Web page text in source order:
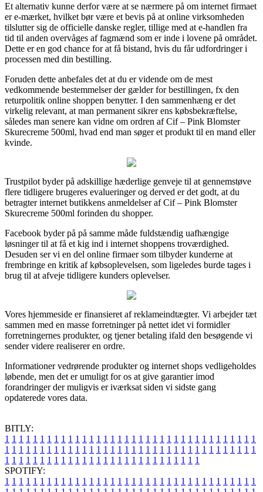
Et alternativ kunne derfor være at se nærmere på om internet firmaet
er e-mærket, hvilket bør være et bevis på at online virksomheden
tilslutter sig de officielle danske regler, tillige med at e-handlen fra
tid til anden overvåges af fagmænd som er inde i lovene på området.
Dette er en god chance for at få bistand, hvis du får udfordringer i
processen med din bestilling.
Foruden dette anbefales det at du er vidende om de mest
vedkommende bestemmelser der gælder for bestillingen, fx den
returpolitik online shoppen benytter. I den sammenhæng er det
virkelig relevant, at man permanent sikrer ens købsbekræftelse,
således man senere kan vidne om ordren af Cif – Pink Blomster
Skurecreme 500ml, hvad end man søger et produkt til en mand eller
kvinde.
Trustpilot byder på adskillige hæderlige genveje til at gennemstøve
flere tidligere brugeres evalueringer og derved er det godt, at du
betragter internet butikkens anmeldelser af Cif – Pink Blomster
Skurecreme 500ml forinden du shopper.
Facebook byder på på samme måde fuldstændig uafhængige
løsninger til at få et kig ind i internet shoppens troværdighed.
Desuden ser vi en del online firmaer som tilbyder kunderne at
frembringe en kritik af købsoplevelsen, som ligeledes burde tages i
brug til at afveje tidligere kunders oplevelser.
Vores hjemmeside er finansieret af reklameindtægter. Vi arbejder tæt
sammen med en masse forretninger på nettet idet vi formidler
forretningernes produkter, og tjener betaling ifald den besøgende vi
sender videre realiserer en ordre.
Informationer vedrørende produkter og internet shops vedligeholdes
løbende, men det er umuligt for os at give garantier imod
forandringer der muligvis er iværksat siden vi sidste gang
opdaterede vores data.
BITLY:
1 1 1 1 1 1 1 1 1 1 1 1 1 1 1 1 1 1 1 1 1 1 1 1 1 1 1 1 1 1 1 1 1 1 1 1
1 1 1 1 1 1 1 1 1 1 1 1 1 1 1 1 1 1 1 1 1 1 1 1 1 1 1 1 1 1 1 1 1 1 1 1
1 1 1 1 1 1 1 1 1 1 1 1 1 1 1 1 1 1 1 1 1 1 1 1 1 1 1 1
SPOTIFY:
1 1 1 1 1 1 1 1 1 1 1 1 1 1 1 1 1 1 1 1 1 1 1 1 1 1 1 1 1 1 1 1 1 1 1 1